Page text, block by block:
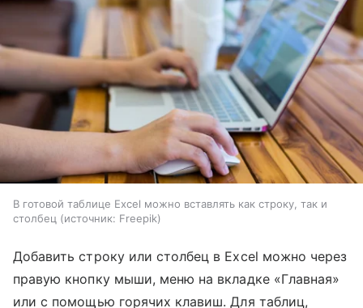
В готовой таблице Excel можно вставлять как строку, так и
столбец
источник: Freepik
Добавить строку или столбец в Excel можно через
правую кнопку мыши, меню на вкладке «Главная»
или с помощью горячих клавиш. Для таблиц,